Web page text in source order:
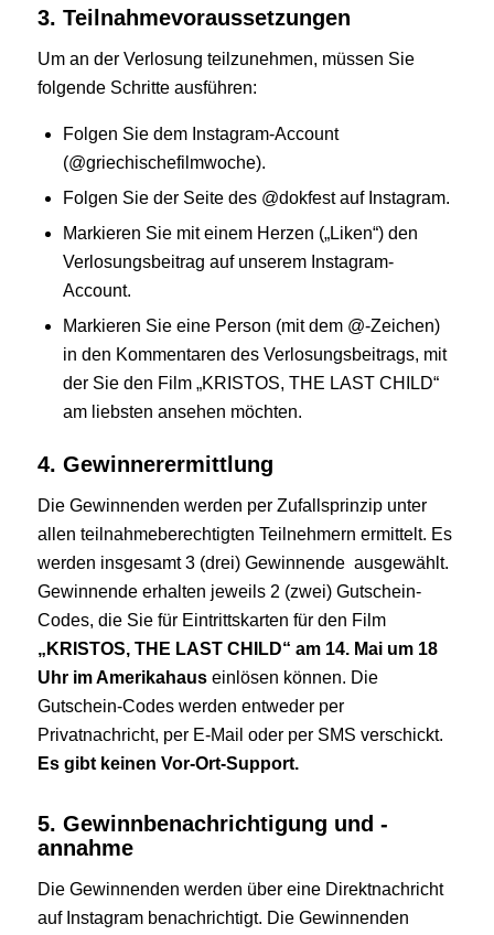
3. Teilnahmevoraussetzungen
Um an der Verlosung teilzunehmen, müssen Sie
folgende Schritte ausführen:
Folgen Sie dem Instagram-Account
(@griechischefilmwoche).
Folgen Sie der Seite des @dokfest auf Instagram.
Markieren Sie mit einem Herzen („Liken“) den
Verlosungsbeitrag auf unserem Instagram-
Account.
Markieren Sie eine Person (mit dem @-Zeichen)
in den Kommentaren des Verlosungsbeitrags, mit
der Sie den Film „KRISTOS, THE LAST CHILD“
am liebsten ansehen möchten.
4. Gewinnerermittlung
Die Gewinnenden werden per Zufallsprinzip unter
allen teilnahmeberechtigten Teilnehmern ermittelt. Es
werden insgesamt 3 (drei) Gewinnende ausgewählt.
Gewinnende erhalten jeweils 2 (zwei) Gutschein-
Codes, die Sie für Eintrittskarten für den Film
„ KRISTOS, THE LAST CHILD“ am 14. Mai um 18
Uhr im Amerikahaus einlösen können. Die
Gutschein-Codes werden entweder per
Privatnachricht, per E-Mail oder per SMS verschickt.
Es gibt keinen Vor-Ort-Support.
5. Gewinnbenachrichtigung und -
annahme
Die Gewinnenden werden über eine Direktnachricht
auf Instagram benachrichtigt. Die Gewinnenden